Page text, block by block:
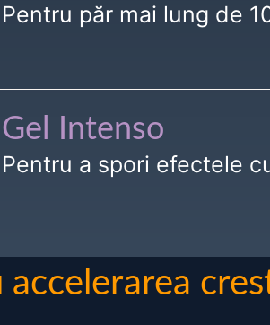
Pentru păr mai lung de
Gel Intenso
Pentru a spori efectele
accelerarea